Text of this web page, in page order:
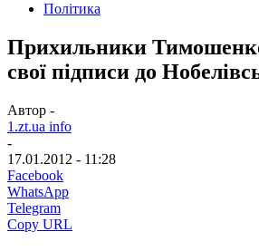
Політика
Прихильники
свої підписи до
Автор -
1.zt.ua info
-
17.01.2012 - 11:28
Facebook
WhatsApp
Telegram
Copy URL